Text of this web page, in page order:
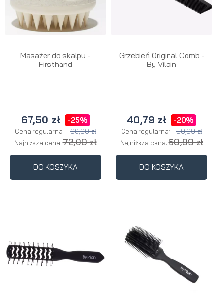
Masażer do skalpu -
Firsthand
67,50 zł -25%
Cena regularna: 90,00 zł
Najniższa cena:72,00 zł
DO KOSZYKA
Grzebień Original Comb -
By Vilain
40,79 zł -20%
Cena regularna: 50,99 zł
Najniższa cena:50,99 zł
DO KOSZYKA